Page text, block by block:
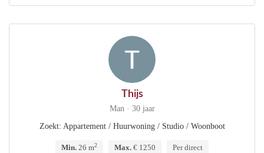
Thijs
Man · 30 jaar
Zoekt: Appartement / Huurwoning / Studio / Woonboot
Min. 26 m2 Max. € 1250 Per direct